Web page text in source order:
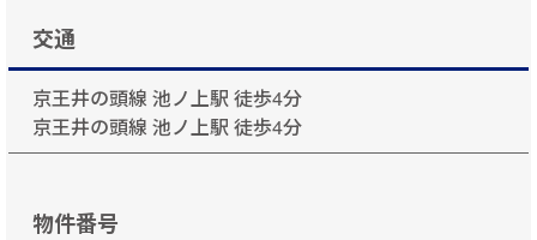
交通
京王井の頭線 池ノ上駅 徒歩4分
京王井の頭線 池ノ上駅 徒歩4分
物件番号